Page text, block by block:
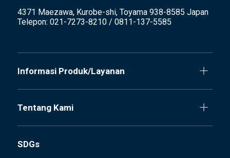
4371 Maezawa, Kurobe-shi, Toyama 938-8585 Japan
Telepon: 021-7273-8210 / 0811-137-5585
Informasi Produk/Layanan
Tentang Kami
SDGs